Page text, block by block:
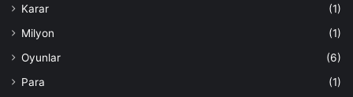
Karar
(1)
Milyon
(1)
Oyunlar
(6)
Para
(1)